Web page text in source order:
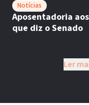
Notícias
Aposentadoria
que diz o Senado
Ler